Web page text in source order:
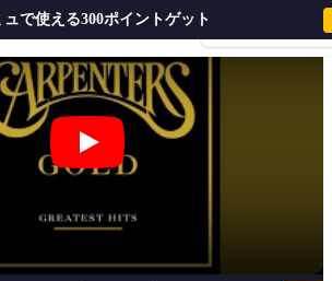
会員登録・ログイ
で使える300ポイントゲット
Yesterday Once More (ベース譜/五線